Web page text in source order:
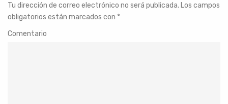
Tu dirección de correo electrónico no será publicada. Los campos
obligatorios están marcados con *
Comentario